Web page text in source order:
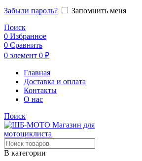
Забыли пароль?
Запомнить меня
Поиск
0 Избранное
0 Сравнить
0 элемент 0 ₽
Главная
Доставка и оплата
Контакты
О нас
Поиск
В категории